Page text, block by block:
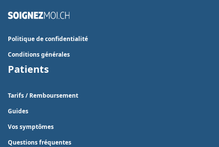
Politique de confidentialité
Conditions générales
Patients
Tarifs / Remboursement
Guides
Vos symptômes
Questions fréquentes